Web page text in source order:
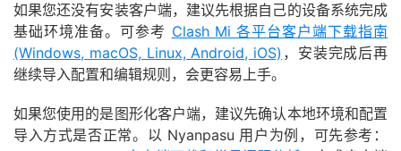
如果您还没有安装客户端，建议先根据自己的设备系统完成
基础环境准备。可参考 Clash Mi 各平台客户端下载指南
(Windows, macOS, Linux, Android, iOS) ，安装完成后再
继续导入配置和编辑规则，会更容易上手。
如果您使用的是图形化客户端，建议先确认本地环境和配置
导入方式是否正常。以 Nyanpasu 用户为例，可先参考：